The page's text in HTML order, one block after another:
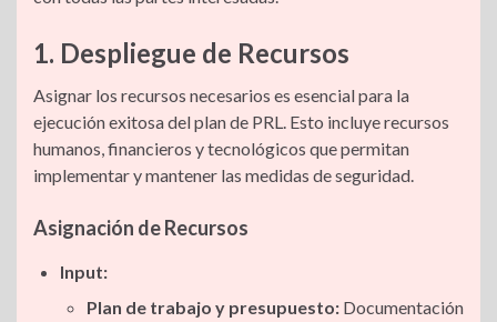
1. Despliegue de Recursos
Asignar los recursos necesarios es esencial para la
ejecución exitosa del plan de PRL. Esto incluye recursos
humanos, financieros y tecnológicos que permitan
implementar y mantener las medidas de seguridad.
Asignación de Recursos
Input:
Plan de trabajo y presupuesto: Documentación